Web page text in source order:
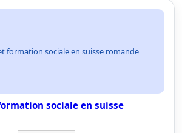
formation sociale en suisse romande
sociale en suisse